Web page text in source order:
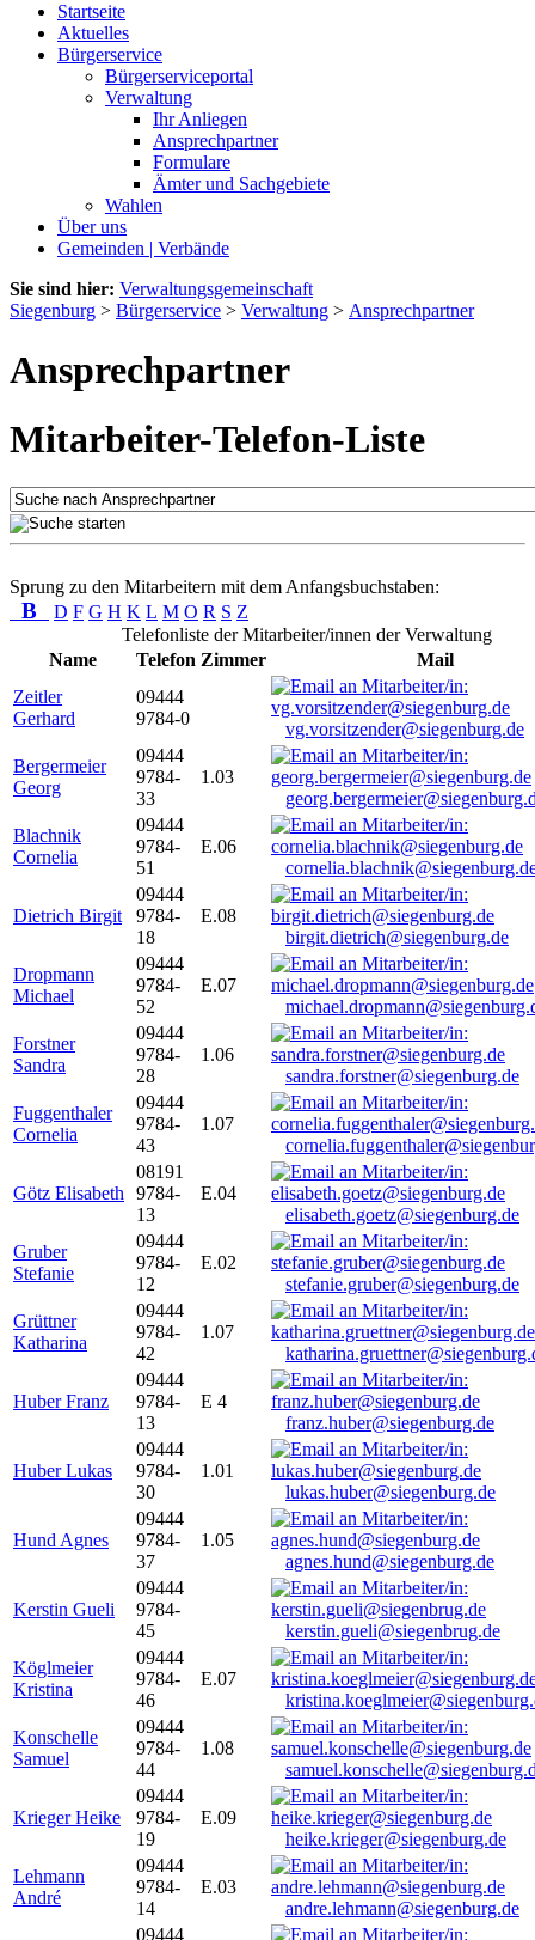
Startseite
Aktuelles
Bürgerservice
Bürgerserviceportal
Verwaltung
Ihr Anliegen
Ansprechpartner
Formulare
Ämter und Sachgebiete
Wahlen
Über uns
Gemeinden | Verbände
Sie sind hier: Verwaltungsgemeinschaft
Siegenburg > Bürgerservice > Verwaltung > Ansprechpartner
Ansprechpartner
Mitarbeiter-Telefon-Liste
Sprung zu den Mitarbeitern mit dem Anfangsbuchstaben:
B D F G H K L M O R S Z
Telefonliste der Mitarbeiter/innen der Verwaltung
Name
Telefon Zimmer
Mail
Zeitler
Gerhard
09444
9784-0
vg.vorsitzender@siegenburg.de
Bergermeier
Georg
09444
9784-
33
1.03
Blachnik
Cornelia
09444
9784-
51
E.06
Dietrich Birgit
09444
9784-
18
E.08
birgit.dietrich@siegenburg.de
Dropmann
Michael
09444
9784-
52
E.07
Forstner
Sandra
09444
9784-
28
1.06
sandra.forstner@siegenburg.de
Fuggenthaler
Cornelia
09444
9784-
43
1.07
Götz Elisabeth
08191
9784-
13
E.04
elisabeth.goetz@siegenburg.de
Gruber
Stefanie
09444
9784-
12
E.02
stefanie.gruber@siegenburg.de
Grüttner
Katharina
09444
9784-
42
1.07
Huber Franz
09444
9784-
13
E 4
franz.huber@siegenburg.de
Huber Lukas
09444
9784-
30
1.01
lukas.huber@siegenburg.de
Hund Agnes
09444
9784-
37
1.05
agnes.hund@siegenburg.de
Kerstin Gueli
09444
9784-
45
kerstin.gueli@siegenbrug.de
Köglmeier
Kristina
09444
9784-
46
E.07
Konschelle
Samuel
09444
9784-
44
1.08
Krieger Heike
09444
9784-
19
E.09
heike.krieger@siegenburg.de
Lehmann
André
09444
9784-
14
E.03
andre.lehmann@siegenburg.de
09444